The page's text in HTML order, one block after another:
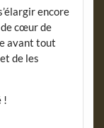
encore
cœur de
avant tout
de les
!